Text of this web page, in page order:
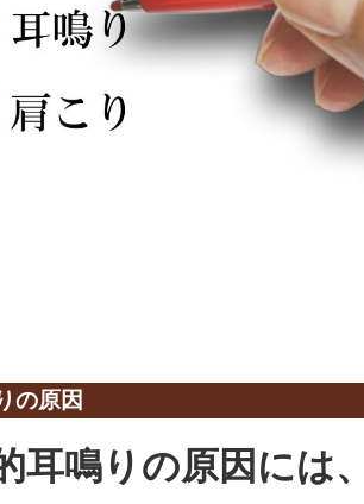
の原因
耳鳴りの原因には